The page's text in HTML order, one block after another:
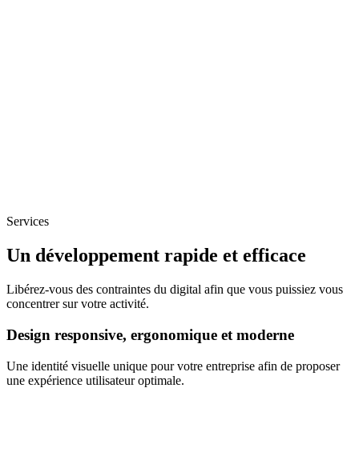
Services
Un développement rapide et efficace
Libérez-vous des contraintes du digital afin que vous puissiez vous
concentrer sur votre activité.
Design responsive, ergonomique et moderne
Une identité visuelle unique pour votre entreprise afin de proposer
une expérience utilisateur optimale.